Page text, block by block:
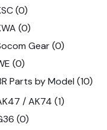
(0)
(0)
Gear (0)
(0)
Parts by Model (10)
/ AK74 (1)
(0)